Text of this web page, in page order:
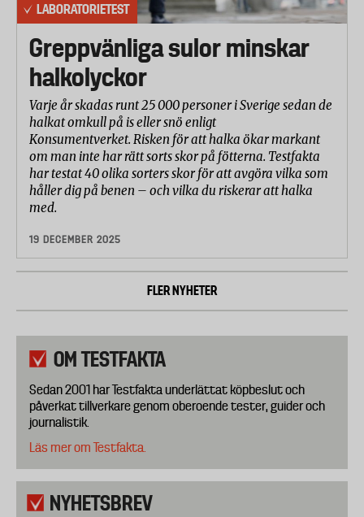
LABORATORIETEST
Greppvänliga sulor minskar
halkolyckor
Varje år skadas runt 25 000 personer i Sverige sedan de
halkat omkull på is eller snö enligt
Konsumentverket. Risken för att halka ökar markant
om man inte har rätt sorts skor på fötterna. Testfakta
har testat 40 olika sorters skor för att avgöra vilka som
håller dig på benen – och vilka du riskerar att halka
med.
19 DECEMBER 2025
FLER NYHETER
OM TESTFAKTA
Sedan 2001 har Testfakta underlättat köpbeslut och
påverkat tillverkare genom oberoende tester, guider och
journalistik.
Läs mer om Testfakta.
NYHETSBREV